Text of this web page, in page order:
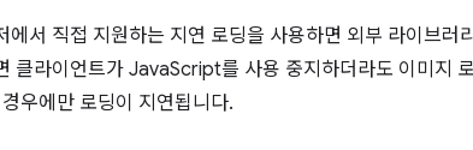
에서 직접 지원하는 지연 로딩을 사용하면 외부 라이브러
클라이언트가 JavaScript를 사용 중지하더라도 이미지
우에만 로딩이 지연됩니다.